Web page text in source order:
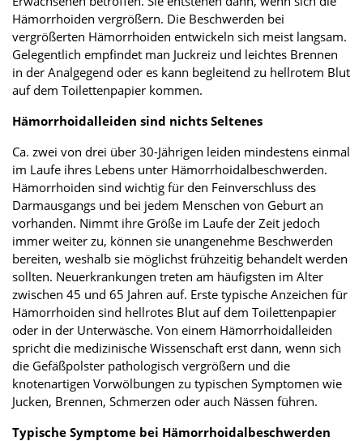
Hämorrhoiden vergrößern. Die Beschwerden bei
vergrößerten Hämorrhoiden entwickeln sich meist langsam.
Gelegentlich empfindet man Juckreiz und leichtes Brennen
in der Analgegend oder es kann begleitend zu hellrotem Blut
auf dem Toilettenpapier kommen.
Hämorrhoidalleiden sind nichts Seltenes
Ca. zwei von drei über 30-Jährigen leiden mindestens einmal
im Laufe ihres Lebens unter Hämorrhoidalbeschwerden.
Hämorrhoiden sind wichtig für den Feinverschluss des
Darmausgangs und bei jedem Menschen von Geburt an
vorhanden. Nimmt ihre Größe im Laufe der Zeit jedoch
immer weiter zu, können sie unangenehme Beschwerden
bereiten, weshalb sie möglichst frühzeitig behandelt werden
sollten. Neuerkrankungen treten am häufigsten im Alter
zwischen 45 und 65 Jahren auf. Erste typische Anzeichen für
Hämorrhoiden sind hellrotes Blut auf dem Toilettenpapier
oder in der Unterwäsche. Von einem Hämorrhoidalleiden
spricht die medizinische Wissenschaft erst dann, wenn sich
die Gefäßpolster pathologisch vergrößern und die
knotenartigen Vorwölbungen zu typischen Symptomen wie
Jucken, Brennen, Schmerzen oder auch Nässen führen.
Typische Symptome bei Hämorrhoidalbeschwerden